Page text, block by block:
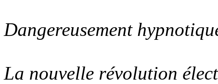
Dangereusement
La nouvelle révolution